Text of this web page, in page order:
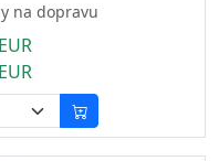
na dopravu